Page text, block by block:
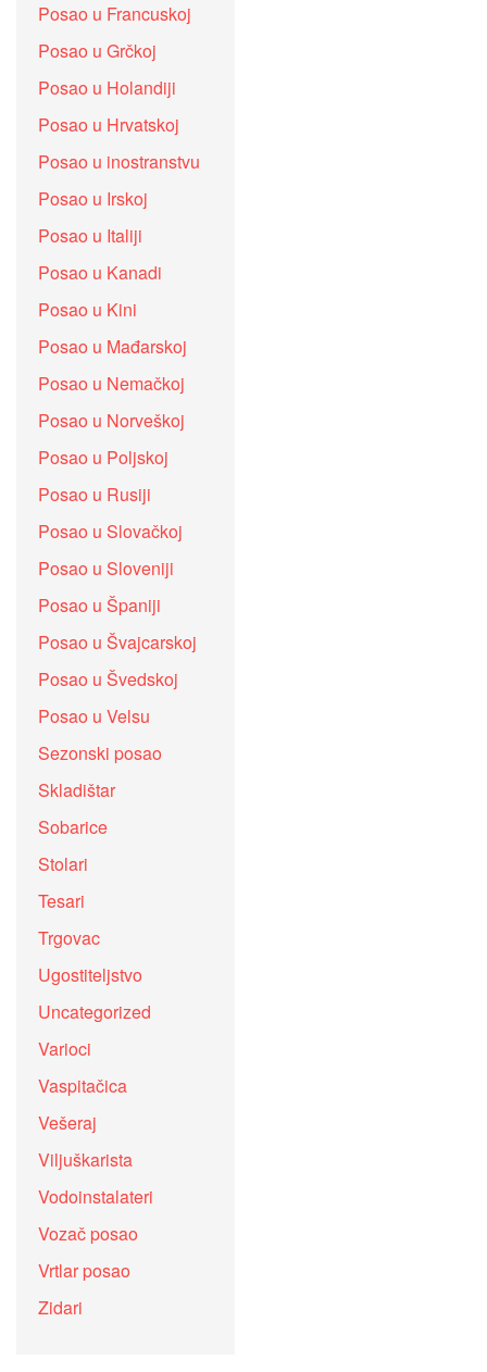
Posao u Francuskoj
Posao u Grčkoj
Posao u Holandiji
Posao u Hrvatskoj
Posao u inostranstvu
Posao u Irskoj
Posao u Italiji
Posao u Kanadi
Posao u Kini
Posao u Mađarskoj
Posao u Nemačkoj
Posao u Norveškoj
Posao u Poljskoj
Posao u Rusiji
Posao u Slovačkoj
Posao u Sloveniji
Posao u Španiji
Posao u Švajcarskoj
Posao u Švedskoj
Posao u Velsu
Sezonski posao
Skladištar
Sobarice
Stolari
Tesari
Trgovac
Ugostiteljstvo
Uncategorized
Varioci
Vaspitačica
Vešeraj
Viljuškarista
Vodoinstalateri
Vozač posao
Vrtlar posao
Zidari